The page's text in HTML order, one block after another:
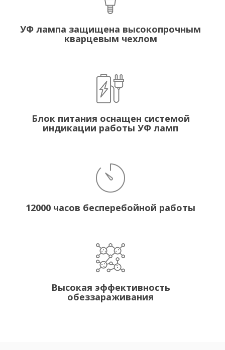
УФ лампа защищена высокопрочным
кварцевым чехлом
Блок питания оснащен системой
индикации работы УФ ламп
12000 часов бесперебойной работы
Высокая эффективность
обеззараживания